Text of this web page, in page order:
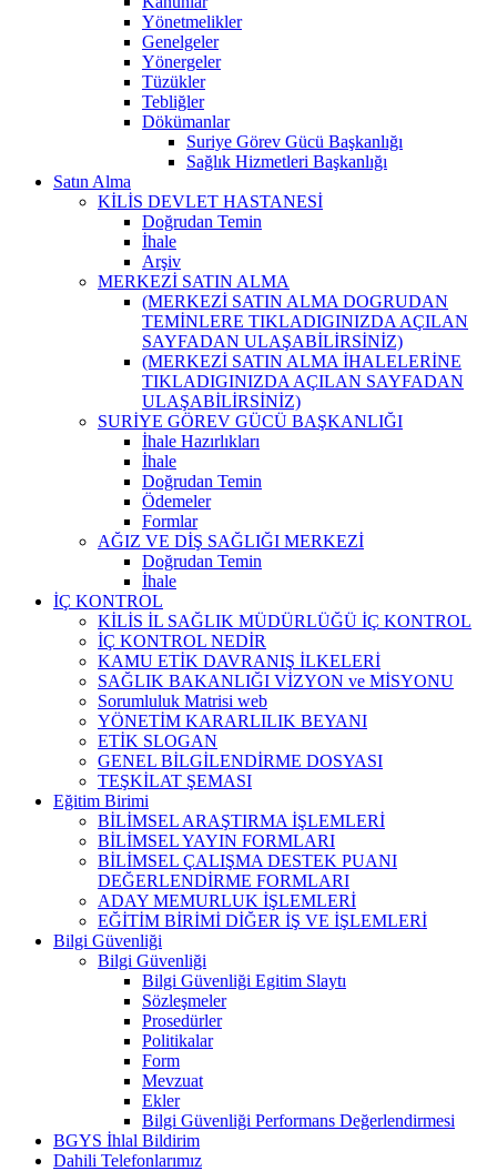
Yönetmelikler
Genelgeler
Yönergeler
Tüzükler
Tebliğler
Dökümanlar
Suriye Görev Gücü Başkanlığı
Sağlık Hizmetleri Başkanlığı
Satın Alma
KİLİS DEVLET HASTANESİ
Doğrudan Temin
İhale
Arşiv
MERKEZİ SATIN ALMA
(MERKEZİ SATIN ALMA DOGRUDAN
TEMİNLERE TIKLADIGINIZDA AÇILAN
SAYFADAN ULAŞABİLİRSİNİZ)
(MERKEZİ SATIN ALMA İHALELERİNE
TIKLADIGINIZDA AÇILAN SAYFADAN
ULAŞABİLİRSİNİZ)
SURİYE GÖREV GÜCÜ BAŞKANLIĞI
İhale Hazırlıkları
İhale
Doğrudan Temin
Ödemeler
Formlar
AĞIZ VE DİŞ SAĞLIĞI MERKEZİ
Doğrudan Temin
İhale
İÇ KONTROL
KİLİS İL SAĞLIK MÜDÜRLÜĞÜ İÇ KONTROL
İÇ KONTROL NEDİR
KAMU ETİK DAVRANIŞ İLKELERİ
SAĞLIK BAKANLIĞI VİZYON ve MİSYONU
Sorumluluk Matrisi web
YÖNETİM KARARLILIK BEYANI
ETİK SLOGAN
GENEL BİLGİLENDİRME DOSYASI
TEŞKİLAT ŞEMASI
Eğitim Birimi
BİLİMSEL ARAŞTIRMA İŞLEMLERİ
BİLİMSEL YAYIN FORMLARI
BİLİMSEL ÇALIŞMA DESTEK PUANI
DEĞERLENDİRME FORMLARI
ADAY MEMURLUK İŞLEMLERİ
EĞİTİM BİRİMİ DİĞER İŞ VE İŞLEMLERİ
Bilgi Güvenliği
Bilgi Güvenliği
Bilgi Güvenliği Egitim Slaytı
Sözleşmeler
Prosedürler
Politikalar
Form
Mevzuat
Ekler
Bilgi Güvenliği Performans Değerlendirmesi
BGYS İhlal Bildirim
Dahili Telefonlarımız